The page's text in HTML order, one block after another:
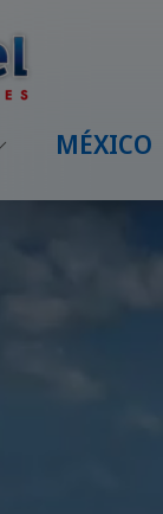
MÉXICO